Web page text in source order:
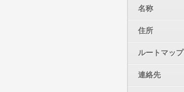
名称
住所
ルートマップ
連絡先